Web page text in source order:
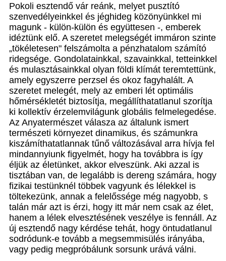
Pokoli esztendő vár reánk, melyet pusztító
szenvedélyeinkkel és jéghideg közönyünkkel mi
magunk - külön-külön és együttesen -, emberek
idéztünk elő. A szeretet melegségét immáron szinte
„tökéletesen" felszámolta a pénzhatalom számító
ridegsége. Gondolatainkkal, szavainkkal, tetteinkkel
és mulasztásainkkal olyan földi klímát teremtettünk,
amely egyszerre perzsel és okoz fagyhalált. A
szeretet melegét, mely az emberi lét optimális
hőmérsékletét biztosítja, megállíthatatlanul szorítja
ki kollektív érzelemvilágunk globális felmelegedése.
Az Anyatermészet válasza az általunk ismert
természeti környezet dinamikus, és számunkra
kiszámíthatatlannak tűnő változásával arra hívja fel
mindannyiunk figyelmét, hogy ha továbbra is így
éljük az életünket, akkor elveszünk. Aki azzal is
tisztában van, de legalább is dereng számára, hogy
fizikai testünknél többek vagyunk és lélekkel is
töltekezünk, annak a felelőssége még nagyobb, s
talán már azt is érzi, hogy itt már nem csak az élet,
hanem a lélek elvesztésének veszélye is fennáll. Az
új esztendő nagy kérdése tehát, hogy öntudatlanul
sodródunk-e tovább a megsemmisülés irányába,
vagy pedig megpróbálunk sorsunk urává válni.